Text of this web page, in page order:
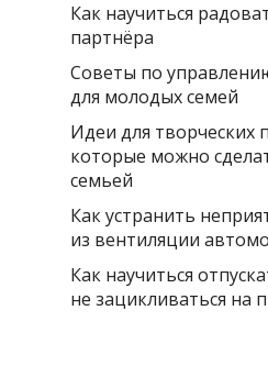
Как научиться
партнёра
Советы по
для молодых семей
Идеи для творческих
которые можно
семьей
Как устранить
из вентиляции
Как научиться
не зацикливаться на